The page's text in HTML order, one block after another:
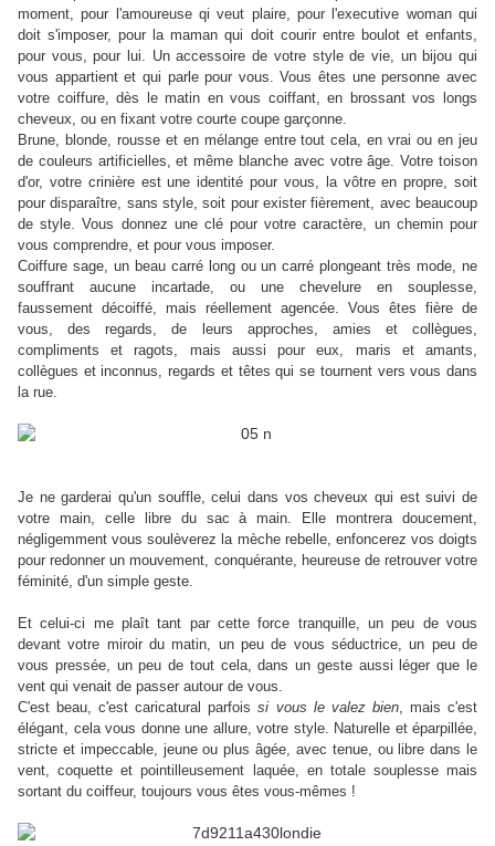
moment, pour l'amoureuse qi veut plaire, pour l'executive woman qui
doit s'imposer, pour la maman qui doit courir entre boulot et enfants,
pour vous, pour lui. Un accessoire de votre style de vie, un bijou qui
vous appartient et qui parle pour vous. Vous êtes une personne avec
votre coiffure, dès le matin en vous coiffant, en brossant vos longs
cheveux, ou en fixant votre courte coupe garçonne.
Brune, blonde, rousse et en mélange entre tout cela, en vrai ou en jeu
de couleurs artificielles, et même blanche avec votre âge. Votre toison
d'or, votre crinière est une identité pour vous, la vôtre en propre, soit
pour disparaître, sans style, soit pour exister fièrement, avec beaucoup
de style. Vous donnez une clé pour votre caractère, un chemin pour
vous comprendre, et pour vous imposer.
Coiffure sage, un beau carré long ou un carré plongeant très mode, ne
souffrant aucune incartade, ou une chevelure en souplesse,
faussement décoiffé, mais réellement agencée. Vous êtes fière de
vous, des regards, de leurs approches, amies et collègues,
compliments et ragots, mais aussi pour eux, maris et amants,
collègues et inconnus, regards et têtes qui se tournent vers vous dans
la rue.
Je ne garderai qu'un souffle, celui dans vos cheveux qui est suivi de
votre main, celle libre du sac à main. Elle montrera doucement,
négligemment vous soulèverez la mèche rebelle, enfoncerez vos doigts
pour redonner un mouvement, conquérante, heureuse de retrouver votre
féminité, d'un simple geste.
Et celui-ci me plaît tant par cette force tranquille, un peu de vous
devant votre miroir du matin, un peu de vous séductrice, un peu de
vous pressée, un peu de tout cela, dans un geste aussi léger que le
vent qui venait de passer autour de vous.
C'est beau, c'est caricatural parfoissi vous le valez bien, mais c'est
élégant, cela vous donne une allure, votre style. Naturelle et éparpillée,
stricte et impeccable, jeune ou plus âgée, avec tenue, ou libre dans le
vent, coquette et pointilleusement laquée, en totale souplesse mais
sortant du coiffeur, toujours vous êtes vous-mêmes !